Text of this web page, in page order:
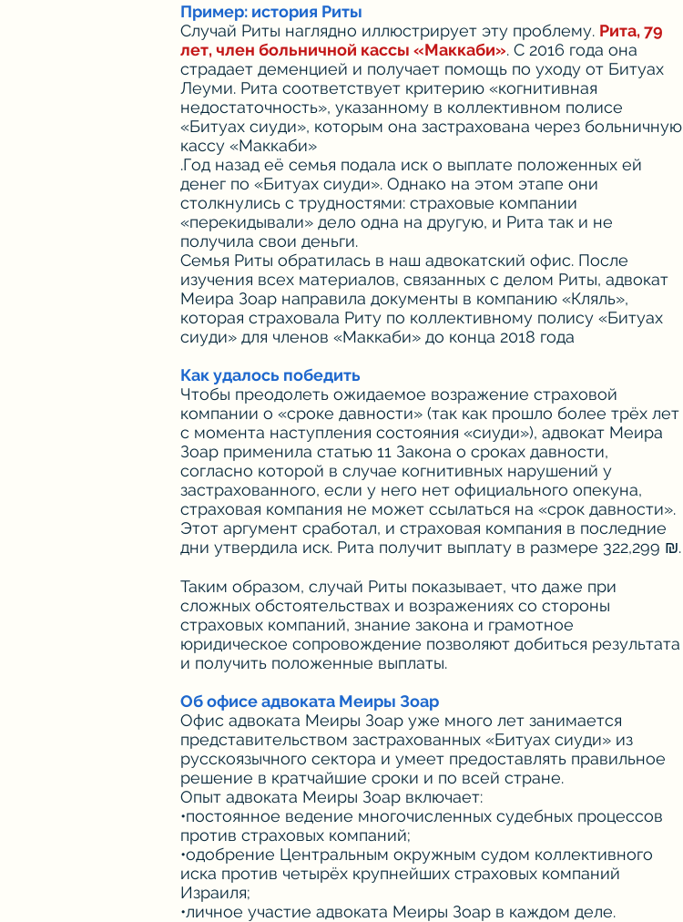
Пример: история Риты
Случай Риты наглядно иллюстрирует эту проблему. Рита, 79
лет, член больничной кассы «Маккаби». С 2016 года она
страдает деменцией и получает помощь по уходу от Битуах
Леуми. Рита соответствует критерию «когнитивная
недостаточность», указанному в коллективном полисе
«Битуах сиуди», которым она застрахована через больничную
кассу «Маккаби»
.Год назад её семья подала иск о выплате положенных ей
денег по «Битуах сиуди». Однако на этом этапе они
столкнулись с трудностями: страховые компании
«перекидывали» дело одна на другую, и Рита так и не
получила свои деньги.
Семья Риты обратилась в наш адвокатский офис. После
изучения всех материалов, связанных с делом Риты, адвокат
Меира Зоар направила документы в компанию «Кляль»,
которая страховала Риту по коллективному полису «Битуах
сиуди» для членов «Маккаби» до конца 2018 года
Как удалось победить
Чтобы преодолеть ожидаемое возражение страховой
компании о «сроке давности» (так как прошло более трёх лет
с момента наступления состояния «сиуди»), адвокат Меира
Зоар применила статью 11 Закона о сроках давности,
согласно которой в случае когнитивных нарушений у
застрахованного, если у него нет официального опекуна,
страховая компания не может ссылаться на «срок давности».
Этот аргумент сработал, и страховая компания в последние
дни утвердила иск. Рита получит выплату в размере 322,299 ₪.
Таким образом, случай Риты показывает, что даже при
сложных обстоятельствах и возражениях со стороны
страховых компаний, знание закона и грамотное
юридическое сопровождение позволяют добиться результата
и получить положенные выплаты.
Об офисе адвоката Меиры Зоар
Офис адвоката Меиры Зоар уже много лет занимается
представительством застрахованных «Битуах сиуди» из
русскоязычного сектора и умеет предоставлять правильное
решение в кратчайшие сроки и по всей стране.
Опыт адвоката Меиры Зоар включает:
•постоянное ведение многочисленных судебных процессов
против страховых компаний;
•одобрение Центральным окружным судом коллективного
иска против четырёх крупнейших страховых компаний
Израиля;
•личное участие адвоката Меиры Зоар в каждом деле.